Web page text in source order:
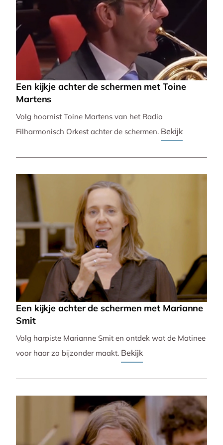
Een kijkje achter de schermen met Toine
Martens
Volg hoornist Toine Martens van het Radio
Filharmonisch Orkest achter de schermen. Bekijk
Een kijkje achter de schermen met Marianne
Smit
Volg harpiste Marianne Smit en ontdek wat de Matinee
voor haar zo bijzonder maakt. Bekijk